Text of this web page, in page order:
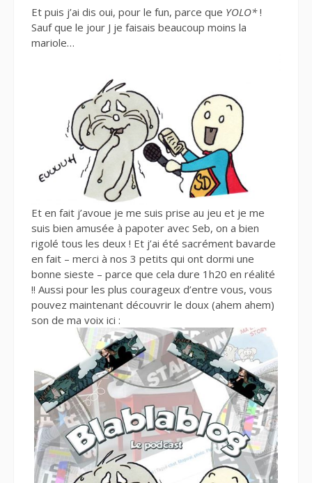
Et puis j’ai dis oui, pour le fun, parce que YOLO*!
Sauf que le jour J je faisais beaucoup moins la
mariole…
Et en fait j’avoue je me suis prise au jeu et je me
suis bien amusée à papoter avec Seb, on a bien
rigolé tous les deux ! Et j’ai été sacrément bavarde
en fait – merci à nos 3 petits qui ont dormi une
bonne sieste – parce que cela dure 1h20 en réalité
!! Aussi pour les plus courageux d’entre vous, vous
pouvez maintenant découvrir le doux (ahem ahem)
son de ma voix ici :